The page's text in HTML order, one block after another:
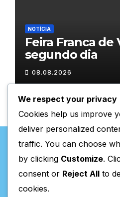
NOTÍCIA
Feira Franca de
segundo dia
08.08.2026
Valpaços
We respect your privacy
Cookies help us improve
deliver personalized
traffic. You can choose
by clicking Customize.
consent or Reject All to
cookies.